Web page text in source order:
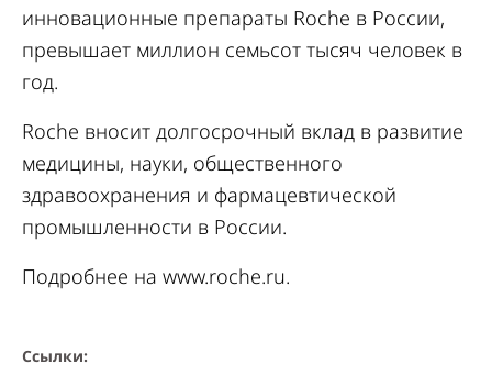
инновационные препараты Roche в России,
превышает миллион семьсот тысяч человек в
год.
Roche вносит долгосрочный вклад в развитие
медицины, науки, общественного
здравоохранения и фармацевтической
промышленности в России.
Подробнее на www.roche.ru.
Ссылки: